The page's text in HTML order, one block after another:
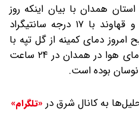
همدان با بیان اینکه روز
گذشته بیشینه دما از فامنین و قهاوند با ۱۷ درجه سانتیگراد
دمای کمینه از گل تپه با
منفی ۲ درجه گزارش شده و دمای هوا در همدان در ۲۴ ساعت
به کانال شرق در «تلگرام»